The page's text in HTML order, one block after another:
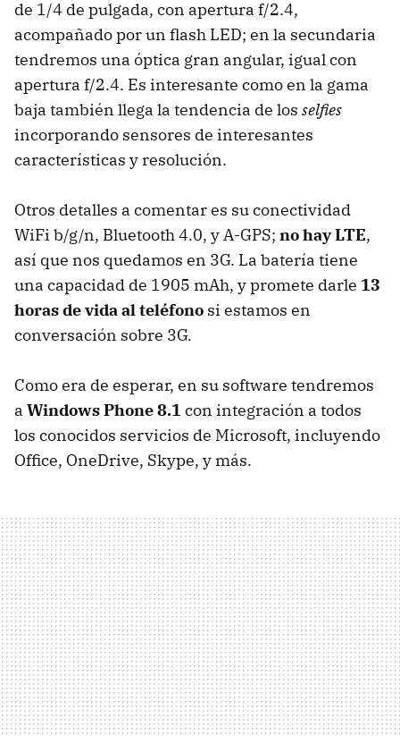
de 1/4 de pulgada, con apertura f/2.4,
acompañado por un flash LED; en la secundaria
tendremos una óptica gran angular, igual con
apertura f/2.4. Es interesante como en la gama
baja también llega la tendencia de los selfies
incorporando sensores de interesantes
características y resolución.
Otros detalles a comentar es su conectividad
WiFi b/g/n, Bluetooth 4.0, y A-GPS; no hay LTE,
así que nos quedamos en 3G. La batería tiene
una capacidad de 1905 mAh, y promete darle 13
horas de vida al teléfono si estamos en
conversación sobre 3G.
Como era de esperar, en su software tendremos
a Windows Phone 8.1 con integración a todos
los conocidos servicios de Microsoft, incluyendo
Office, OneDrive, Skype, y más.